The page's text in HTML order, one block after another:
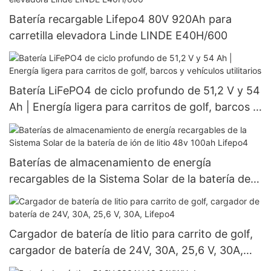
Batería recargable Lifepo4 80V 920Ah para
carretilla elevadora Linde LINDE E40H/600
Batería LiFePO4 de ciclo profundo de 51,2 V y 54
Ah | Energía ligera para carritos de golf, barcos y
vehículos utilitarios
Baterías de almacenamiento de energía
recargables de la Sistema Solar de la batería de
ión de litio 48v 100ah Lifepo4
Cargador de batería de litio para carrito de golf,
cargador de batería de 24V, 30A, 25,6 V, 30A,
Lifepo4